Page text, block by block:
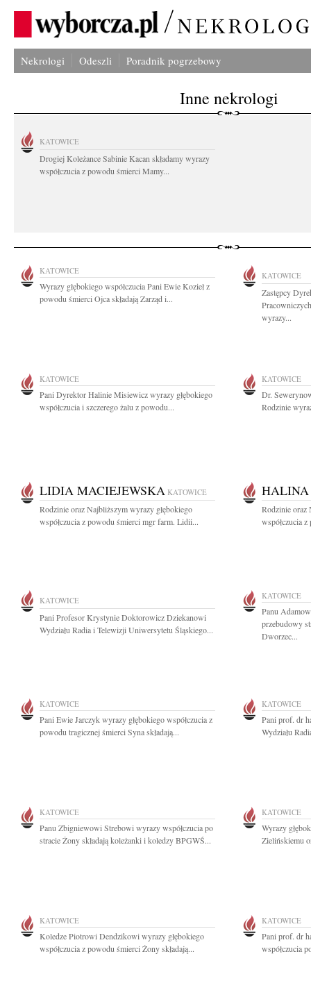
Nekrologi Odeszli Poradnik pogrzebowy
Inne nekrologi
KATOWICE
Drogiej Koleżance Sabinie Kacan składamy wyrazy
współczucia z powodu śmierci Mamy...
KATOWICE
Wyrazy głębokiego współczucia Pani Ewie Kozieł z
powodu śmierci Ojca składają Zarząd i...
KATOWICE
Zastępcy
wyrazy...
KATOWICE
Pani Dyrektor Halinie Misiewicz wyrazy głębokiego
współczucia i szczerego żalu z powodu...
KATOWICE
Dr.
Rodzinie
LIDIA MACIEJEWSKA KATOWICE
Rodzinie oraz Najbliższym wyrazy głębokiego
współczucia z powodu śmierci mgr farm. Lidii...
Rodzinie oraz
współczucia
KATOWICE
Pani Profesor Krystynie Doktorowicz Dziekanowi
Wydziału Radia i Telewizji Uniwersytetu Śląskiego...
KATOWICE
Panu
przebudowy
Dworzec...
KATOWICE
Pani Ewie Jarczyk wyrazy głębokiego współczucia z
powodu tragicznej śmierci Syna składają...
KATOWICE
Pani prof. dr
Wydziału
KATOWICE
Panu Zbigniewowi Strebowi wyrazy współczucia po
stracie Żony składają koleżanki i koledzy BPGWŚ...
KATOWICE
Wyrazy
Zielińskiemu
KATOWICE
Koledze Piotrowi Dendzikowi wyrazy głębokiego
współczucia z powodu śmierci Żony składają...
KATOWICE
Pani prof. dr
współczucia